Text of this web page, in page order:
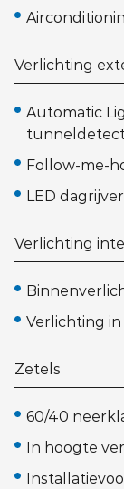
Verlichting
Automatic
Follow-me-
LED
Verlichting
Verlichting
Zetels
60/40
In hoogte